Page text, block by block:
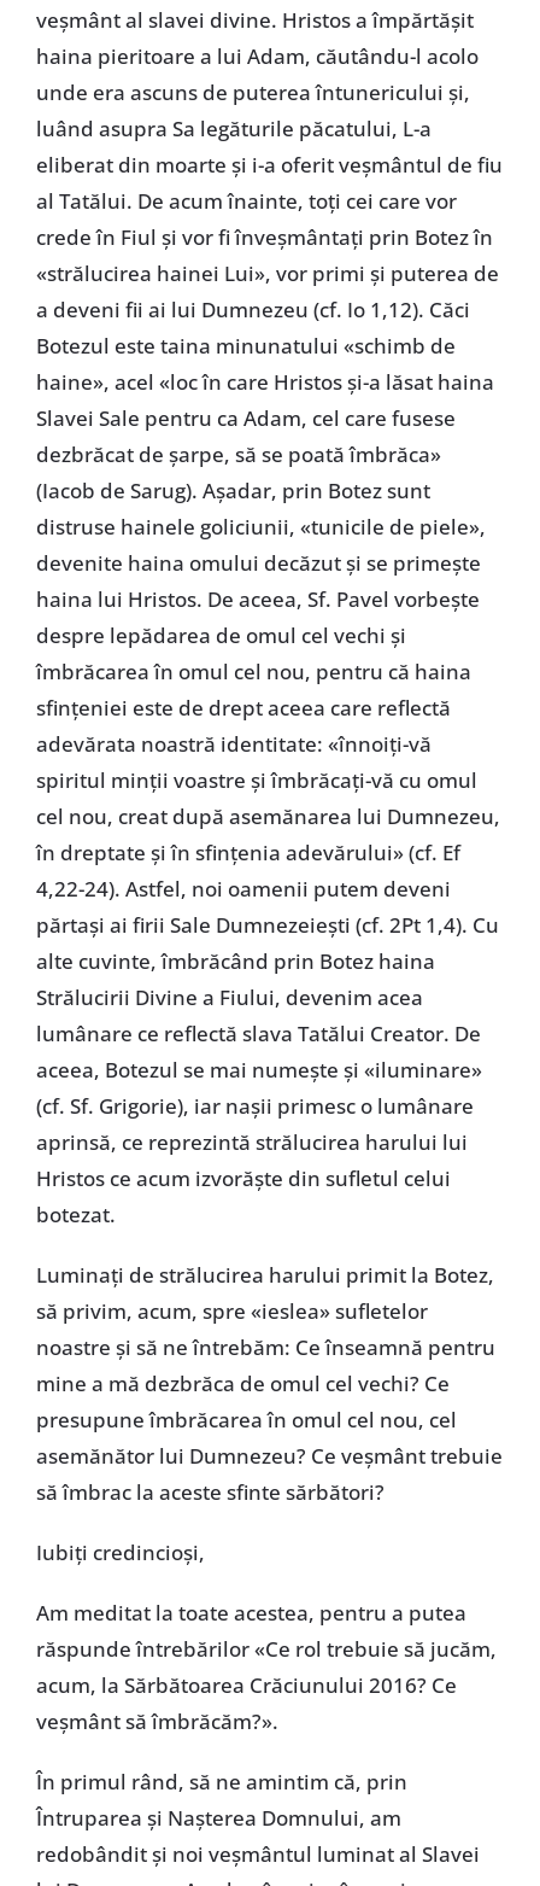
veșmânt al slavei divine. Hristos a împărtășit
haina pieritoare a lui Adam, căutându-l acolo
unde era ascuns de puterea întunericului și,
luând asupra Sa legăturile păcatului, L-a
eliberat din moarte și i-a oferit veșmântul de fiu
al Tatălui. De acum înainte, toți cei care vor
crede în Fiul și vor fi înveșmântați prin Botez în
«strălucirea hainei Lui», vor primi și puterea de
a deveni fii ai lui Dumnezeu (cf. Io 1,12). Căci
Botezul este taina minunatului «schimb de
haine», acel «loc în care Hristos și-a lăsat haina
Slavei Sale pentru ca Adam, cel care fusese
dezbrăcat de șarpe, să se poată îmbrăca»
(Iacob de Sarug). Așadar, prin Botez sunt
distruse hainele goliciunii, «tunicile de piele»,
devenite haina omului decăzut și se primește
haina lui Hristos. De aceea, Sf. Pavel vorbește
despre lepădarea de omul cel vechi și
îmbrăcarea în omul cel nou, pentru că haina
sfințeniei este de drept aceea care reflectă
adevărata noastră identitate: «înnoiți-vă
spiritul minții voastre și îmbrăcați-vă cu omul
cel nou, creat după asemănarea lui Dumnezeu,
în dreptate și în sfințenia adevărului» (cf. Ef
4,22-24). Astfel, noi oamenii putem deveni
părtași ai firii Sale Dumnezeiești (cf. 2Pt 1,4). Cu
alte cuvinte, îmbrăcând prin Botez haina
Strălucirii Divine a Fiului, devenim acea
lumânare ce reflectă slava Tatălui Creator. De
aceea, Botezul se mai numește și «iluminare»
(cf. Sf. Grigorie), iar nașii primesc o lumânare
aprinsă, ce reprezintă strălucirea harului lui
Hristos ce acum izvorăște din sufletul celui
botezat.
Luminați de strălucirea harului primit la Botez,
să privim, acum, spre «ieslea» sufletelor
noastre și să ne întrebăm: Ce înseamnă pentru
mine a mă dezbrăca de omul cel vechi? Ce
presupune îmbrăcarea în omul cel nou, cel
asemănător lui Dumnezeu? Ce veșmânt trebuie
să îmbrac la aceste sfinte sărbători?
Iubiți credincioși,
Am meditat la toate acestea, pentru a putea
răspunde întrebărilor «Ce rol trebuie să jucăm,
acum, la Sărbătoarea Crăciunului 2016? Ce
veșmânt să îmbrăcăm?».
În primul rând, să ne amintim că, prin
Întruparea și Nașterea Domnului, am
redobândit și noi veșmântul luminat al Slavei